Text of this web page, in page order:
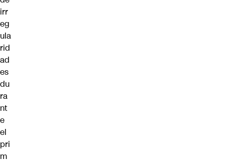
irr
eg
ula
rid
ad
es
du
ra
nt
e
el
pri
m